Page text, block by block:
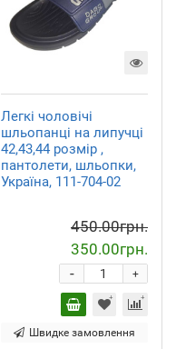
Легкі чоловічі
шльопанці на липучці
42,43,44 розмір ,
пантолети, шльопки,
Україна, 111-704-02
450.00грн.
350.00грн.
+
-
Швидке замовлення